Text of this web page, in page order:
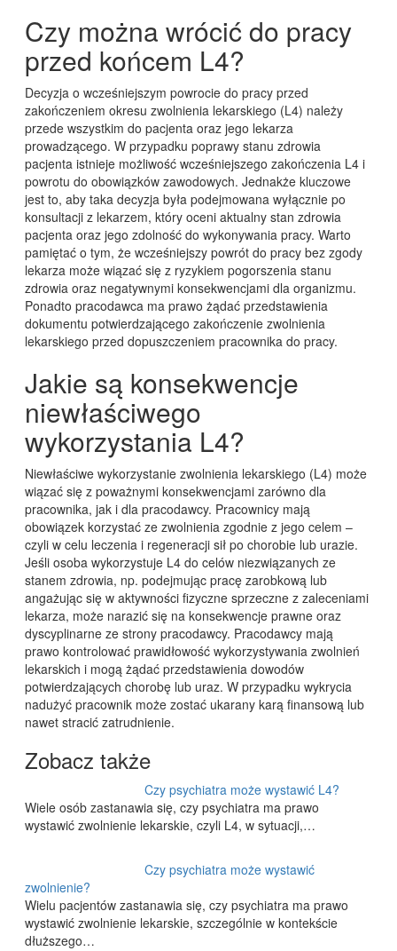
Czy można wrócić do pracy
przed końcem L4?
Decyzja o wcześniejszym powrocie do pracy przed
zakończeniem okresu zwolnienia lekarskiego (L4) należy
przede wszystkim do pacjenta oraz jego lekarza
prowadzącego. W przypadku poprawy stanu zdrowia
pacjenta istnieje możliwość wcześniejszego zakończenia L4 i
powrotu do obowiązków zawodowych. Jednakże kluczowe
jest to, aby taka decyzja była podejmowana wyłącznie po
konsultacji z lekarzem, który oceni aktualny stan zdrowia
pacjenta oraz jego zdolność do wykonywania pracy. Warto
pamiętać o tym, że wcześniejszy powrót do pracy bez zgody
lekarza może wiązać się z ryzykiem pogorszenia stanu
zdrowia oraz negatywnymi konsekwencjami dla organizmu.
Ponadto pracodawca ma prawo żądać przedstawienia
dokumentu potwierdzającego zakończenie zwolnienia
lekarskiego przed dopuszczeniem pracownika do pracy.
Jakie są konsekwencje
niewłaściwego
wykorzystania L4?
Niewłaściwe wykorzystanie zwolnienia lekarskiego (L4) może
wiązać się z poważnymi konsekwencjami zarówno dla
pracownika, jak i dla pracodawcy. Pracownicy mają
obowiązek korzystać ze zwolnienia zgodnie z jego celem –
czyli w celu leczenia i regeneracji sił po chorobie lub urazie.
Jeśli osoba wykorzystuje L4 do celów niezwiązanych ze
stanem zdrowia, np. podejmując pracę zarobkową lub
angażując się w aktywności fizyczne sprzeczne z zaleceniami
lekarza, może narazić się na konsekwencje prawne oraz
dyscyplinarne ze strony pracodawcy. Pracodawcy mają
prawo kontrolować prawidłowość wykorzystywania zwolnień
lekarskich i mogą żądać przedstawienia dowodów
potwierdzających chorobę lub uraz. W przypadku wykrycia
nadużyć pracownik może zostać ukarany karą finansową lub
nawet stracić zatrudnienie.
Zobacz także
Czy psychiatra może wystawić L4?
Wiele osób zastanawia się, czy psychiatra ma prawo
wystawić zwolnienie lekarskie, czyli L4, w sytuacji,…
Czy psychiatra może wystawić
zwolnienie?
Wielu pacjentów zastanawia się, czy psychiatra ma prawo
wystawić zwolnienie lekarskie, szczególnie w kontekście
dłuższego…